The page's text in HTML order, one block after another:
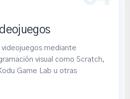
mediante
visual como Scratch,
Game Lab u otras